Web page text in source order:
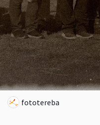
fototereba